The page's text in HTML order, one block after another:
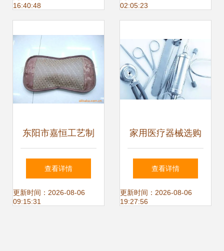
16:40:48
02:05:23
东阳市嘉恒工艺制
品厂 睡眠保健用品
产品列表
查看详情
更新时间：2026-08-06
09:15:31
家用医疗器械选购
指南 佳康时代小编
教你几招
查看详情
更新时间：2026-08-06
19:27:56